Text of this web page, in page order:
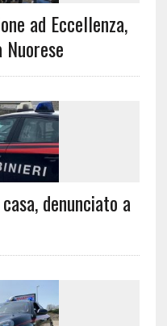
ad Eccellenza,
denunciato a